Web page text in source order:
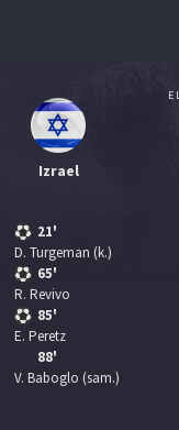
Izrael
21'
D. Turgeman (k.)
65'
R. Revivo
85'
E. Peretz
88'
V. Baboglo (sam.)